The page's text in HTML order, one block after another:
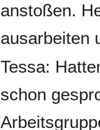
anstoßen.
ausarbeiten
Tessa:
schon